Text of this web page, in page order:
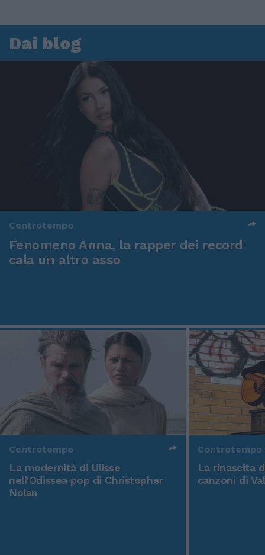
Dai blog
Controtempo
Fenomeno Anna, la rapper dei record
cala un altro asso
Controtempo
La modernità di Ulisse
nell'Odissea pop di Christopher
Nolan
Controtempo
La rinascita
canzoni di